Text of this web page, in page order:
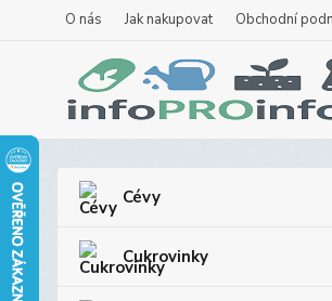
O nás Jak nakupovat Obchodní
Cévy
Cukrovinky